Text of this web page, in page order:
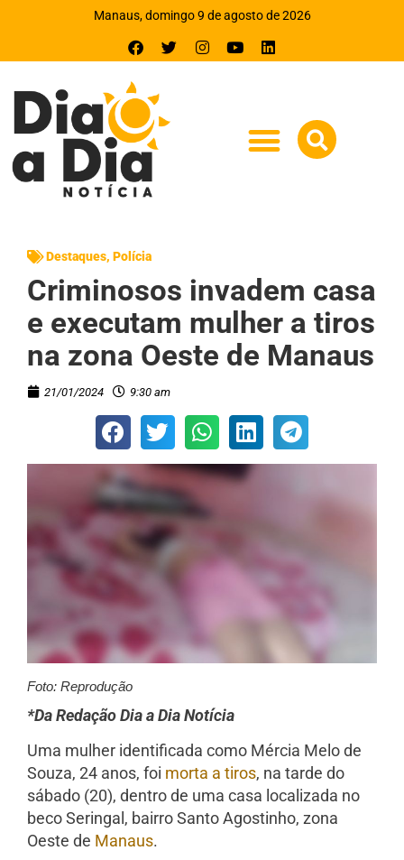
Manaus, domingo 9 de agosto de 2026
Destaques, Polícia
Criminosos invadem casa
e executam mulher a tiros
na zona Oeste de Manaus
21/01/2024 9:30 am
Foto: Reprodução
*Da Redação Dia a Dia Notícia
Uma mulher identificada como Mércia Melo de
Souza, 24 anos, foi morta a tiros, na tarde do
sábado (20), dentro de uma casa localizada no
beco Seringal, bairro Santo Agostinho, zona
Oeste de Manaus.